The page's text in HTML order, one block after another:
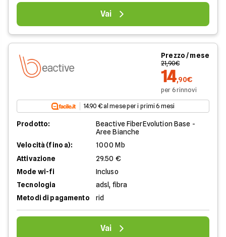
Vai
Prezzo / mese
21,90€
14,90€
per 6 rinnovi
14.90 € al mese per i primi 6 mesi
Prodotto:
Beactive FiberEvolution Base -
Aree Bianche
Velocità (fino a):
1000 Mb
Attivazione
29.50 €
Mode wi-fi
Incluso
Tecnologia
adsl, fibra
Metodi di pagamento
rid
Vai